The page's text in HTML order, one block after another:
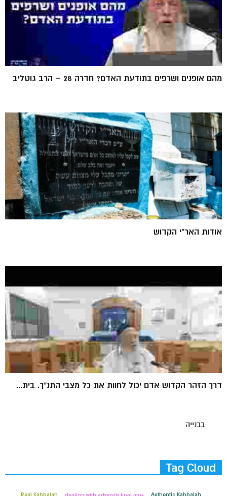
מהם אופנים ושרפים בתודעת האדם? חדרה 28 – הרב גוטליב
אודות האר"י הקדוש
דרך הזהר הקדוש אדם יכול לחוות את כל מצבי התנ"ך. בית...
בבנייה
Tag Cloud